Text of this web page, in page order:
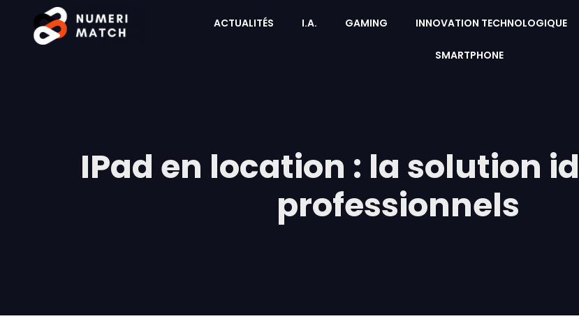
ACTUALITÉS I.A. GAMING INNOVATION TECHNOLOGIQUE
SMARTPHONE
IPad en location : la solution
professionnels